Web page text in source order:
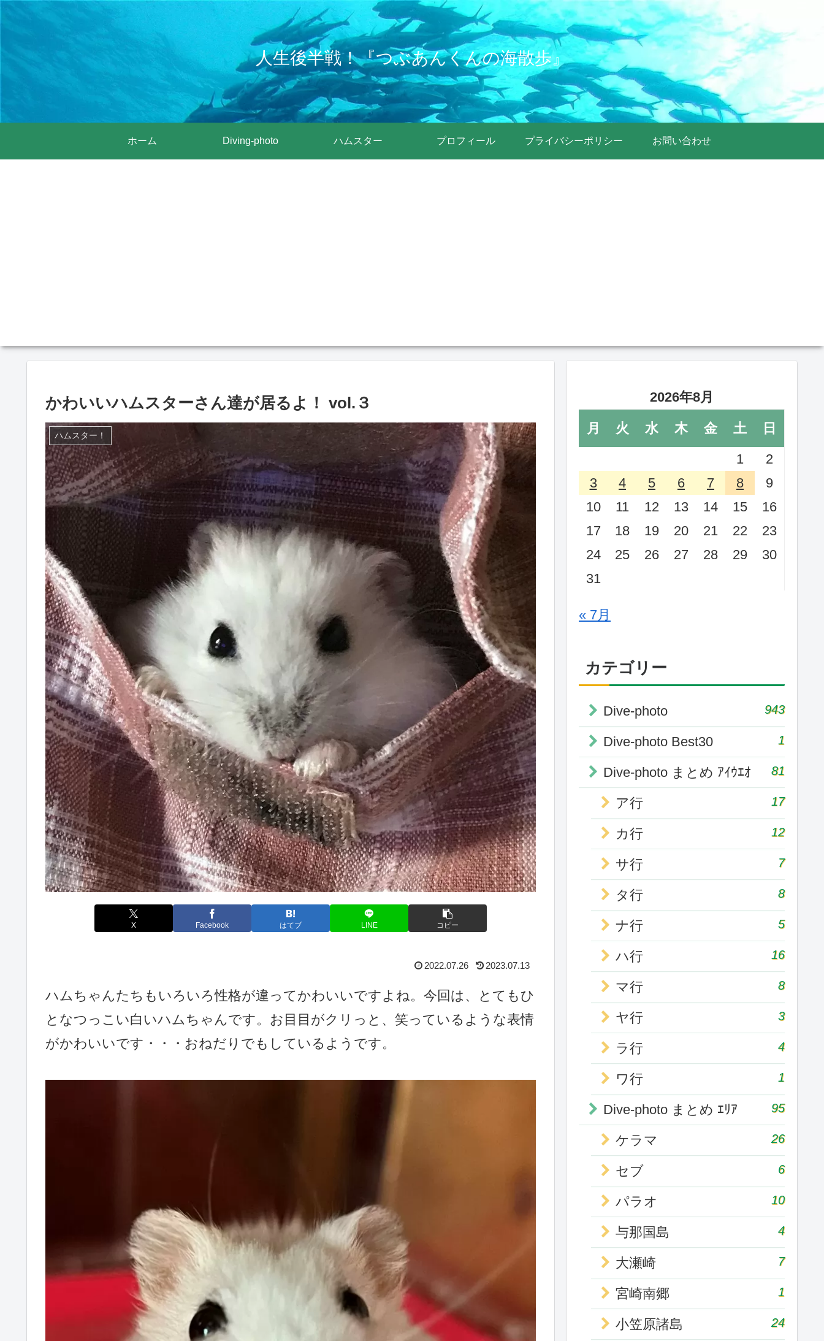
人生後半戦！『つぶあんくんの海散歩』
ホーム Diving-photo ハムスター プロフィール プライバシーポリシー お問い合わせ
かわいいハムスターさん達が居るよ！ vol.３
ハムスター！
X Facebook はてブ LINE コピー
2022.07.26 2023.07.13
ハムちゃんたちもいろいろ性格が違ってかわいいですよね。今回は、とてもひ
となつっこい白いハムちゃんです。お目目がクリっと、笑っているような表情
がかわいいです・・・おねだりでもしているようです。
2026年8月
月 火 水 木 金 土
日
1
2
3
4 5 6 7 8
9
10
11 12 13 14 15
16
17
18 19 20 21 22
23
24
25 26 27 28 29
30
31
« 7月
カテゴリー
Dive-photo 943
Dive-photo Best30 1
Dive-photo まとめ ｱｲｳｴｵ 81
ア行 17
カ行 12
サ行 7
タ行 8
ナ行 5
ハ行 16
マ行 8
ヤ行 3
ラ行 4
ワ行 1
Dive-photo まとめ ｴﾘｱ 95
ケラマ 26
セブ 6
パラオ 10
与那国島 4
大瀬崎 7
宮崎南郷 1
小笠原諸島 24